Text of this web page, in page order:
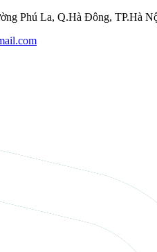
Phú La, Q.Hà Đông, TP.Hà